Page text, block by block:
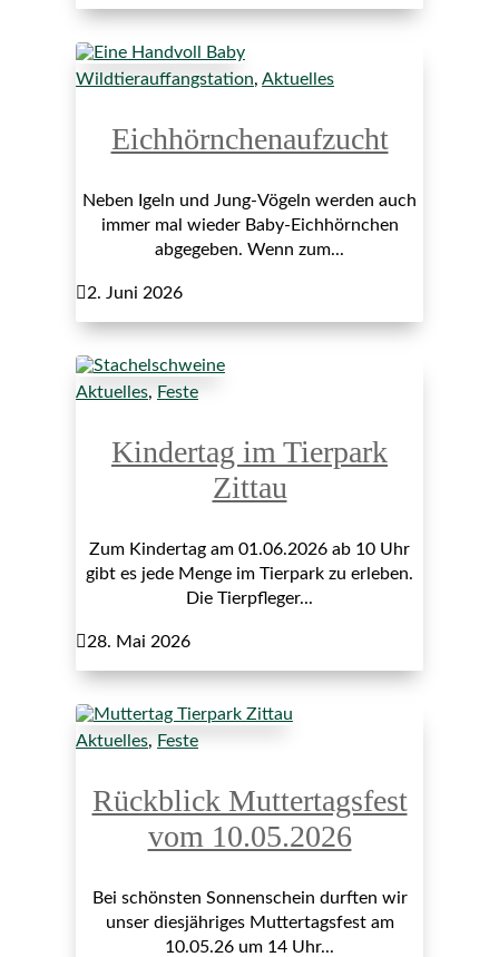
Wildtierauffangstation, Aktuelles
Eichhörnchenaufzucht
Neben Igeln und Jung-Vögeln werden auch
immer mal wieder Baby-Eichhörnchen
abgegeben. Wenn zum...
2. Juni 2026
Aktuelles, Feste
Kindertag im Tierpark
Zittau
Zum Kindertag am 01.06.2026 ab 10 Uhr
gibt es jede Menge im Tierpark zu erleben.
Die Tierpfleger...
28. Mai 2026
Aktuelles, Feste
Rückblick Muttertagsfest
vom 10.05.2026
Bei schönsten Sonnenschein durften wir
unser diesjähriges Muttertagsfest am
10.05.26 um 14 Uhr...